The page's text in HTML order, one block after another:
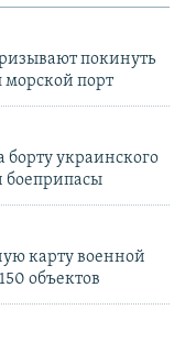
покинуть
морской порт
украинского
боеприпасы
карту военной
объектов